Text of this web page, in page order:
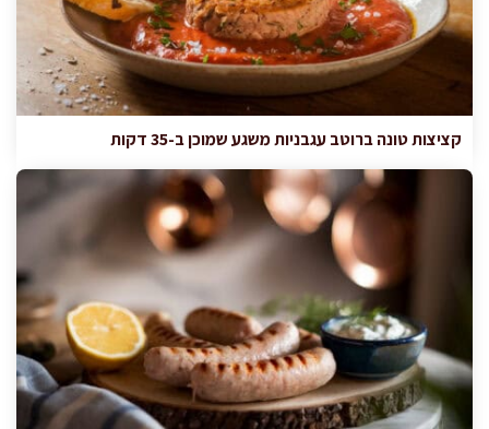
קציצות טונה ברוטב עגבניות משגע שמוכן ב-35 דקות